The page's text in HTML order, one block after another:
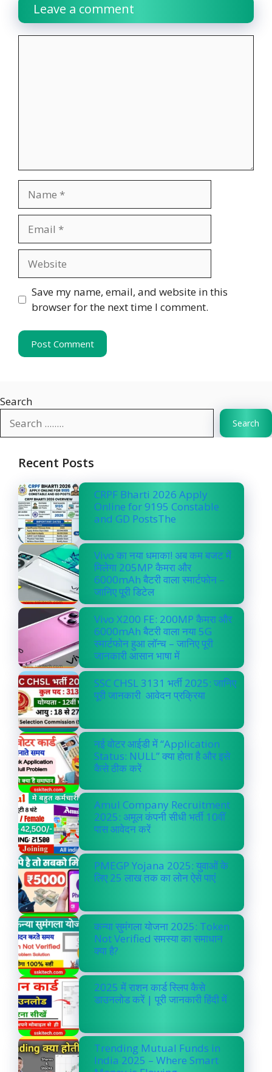
Leave a comment
Save my name, email, and website in this
browser for the next time I comment.
Search
Search
Recent Posts
CRPF Bharti 2026 Apply
Online for 9195 Constable
and GD PostsThe
Vivo का नया धमाका! अब कम बजट में
मिलेगा 205MP कैमरा और
6000mAh बैटरी वाला स्मार्टफोन –
जानिए पूरी डिटेल
Vivo X200 FE: 200MP कैमरा और
6000mAh बैटरी वाला नया 5G
स्मार्टफोन हुआ लॉन्च – जानिए पूरी
जानकारी आसान भाषा में
SSC CHSL 3131 भर्ती 2025: जानिए
पूरी जानकारी आवेदन प्रक्रिया
नई वोटर आईडी में “Application
Status: NULL” क्या होता है और इसे
कैसे ठीक करें
Amul Company Recruitment
2025: अमूल कंपनी सीधी भर्ती 10वीं
पास आवेदन करें
PMEGP Yojana 2025: युवाओं के
लिए 25 लाख तक का लोन ऐसे पाएं
कन्या सुमंगला योजना 2025: Token
Not Verified समस्या का समाधान
क्या है?
2025 में राशन कार्ड स्लिप कैसे
डाउनलोड करें | पूरी जानकारी हिंदी में
Trending Mutual Funds in
India 2025 – Where Smart